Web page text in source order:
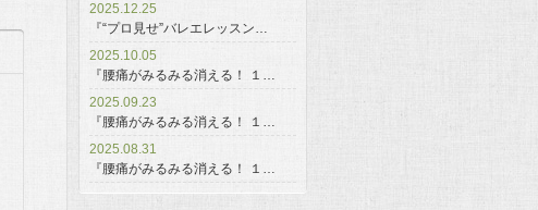
2025.12.25
『“プロ見せ”バレエレッスン…
2025.10.05
『腰痛がみるみる消える！ １…
2025.09.23
『腰痛がみるみる消える！ １…
2025.08.31
『腰痛がみるみる消える！ １…